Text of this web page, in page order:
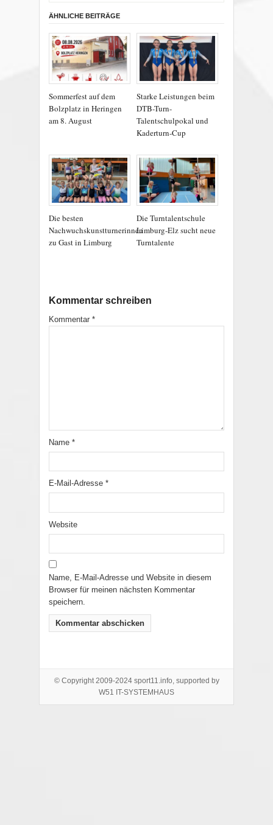
ÄHNLICHE BEITRÄGE
Sommerfest auf dem
Bolzplatz in Heringen
am 8. August
Starke Leistungen beim
DTB-Turn-
Talentschulpokal und
Kaderturn-Cup
Die besten
Nachwuchskunstturnerinnen
zu Gast in Limburg
Die Turntalentschule
Limburg-Elz sucht neue
Turntalente
Kommentar schreiben
Kommentar *
Name *
E-Mail-Adresse *
Website
Name, E-Mail-Adresse und Website in diesem
Browser für meinen nächsten Kommentar
speichern.
© Copyright 2009-2024 sport11.info, supported by
W51 IT-SYSTEMHAUS